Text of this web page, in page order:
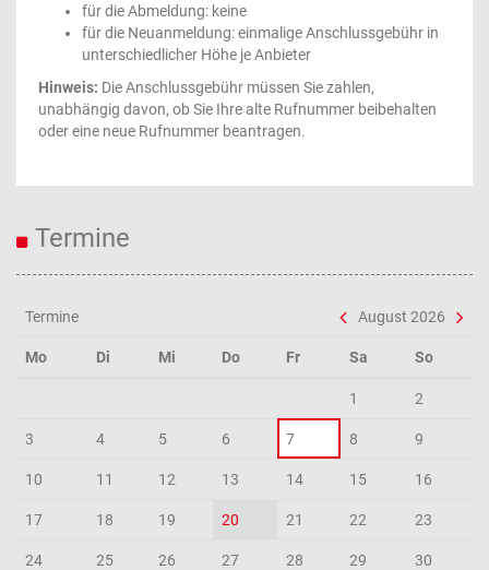
für die Abmeldung: keine
für die Neuanmeldung: einmalige Anschlussgebühr in
unterschiedlicher Höhe je Anbieter
Hinweis: Die Anschlussgebühr müssen Sie zahlen,
unabhängig davon, ob Sie Ihre alte Rufnummer beibehalten
oder eine neue Rufnummer beantragen.
Termine
Termine August 2026
Mo Di Mi Do Fr Sa So
1 2
3 4 5 6 7 8 9
10 11 12 13 14 15 16
17 18 19 20 21 22 23
24 25 26 27 28 29 30